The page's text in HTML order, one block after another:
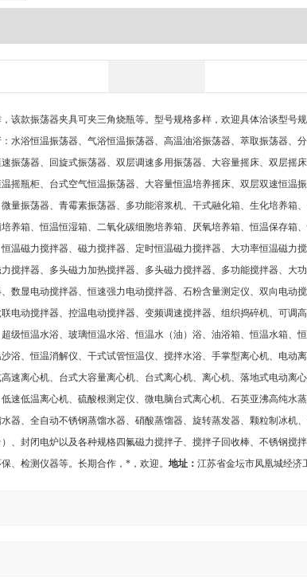
款振荡器夹具可夹三角烧瓶等。型号规格多样，欢迎具体洽谈型号规
水浴恒温振荡器、气浴恒温振荡器、高温油浴振荡器、萃取振荡器、
振荡器、回旋式振荡器、双层调速多用振荡器、大容量摇床、双层摇
摇瓶柜、台式空气恒温振荡器、大容量恒温培养摇床、双层双速恒温
量振荡器、青霉素振荡器、多功能溶浆机、干式融化箱、生化培养箱
养箱、恒温恒湿箱、二氧化碳细胞培养箱、厌氧培养箱、恒温保存箱
温磁力搅拌器、磁力搅拌器、定时恒温磁力搅拌器、大功率恒温磁力
搅拌器、多头磁力加热搅拌器、多头磁力搅拌器、多功能搅拌器、大
数显电动搅拌器、恒速强力电动搅拌器、石粉含量测定仪、双向电动
电动搅拌器、控温电动搅拌器、变频调速搅拌器、组织捣碎机、可调
级恒温水浴、玻璃恒温水浴、恒温水（油）浴、油浴箱、恒温水箱、
浴、恒温消解仪、干式试管恒温仪、搅拌水浴、手掌型离心机、电动
速离心机、台式大容量离心机、台式离心机、离心机、落地式电动离
速低温离心机、硫酸根测定仪、微电脑台式离心机、石英亚沸高纯水
器、全自动不锈钢蒸馏水器、硝酸蒸馏器、旋转蒸发器、颗粒制冰机
、封闭电炉以及各种规格四氟磁力搅拌子、搅拌子回收棒、不锈钢搅
、检测仪器等。长期合作，*，欢迎。 地址： 江苏省金坛市凤凰城经济